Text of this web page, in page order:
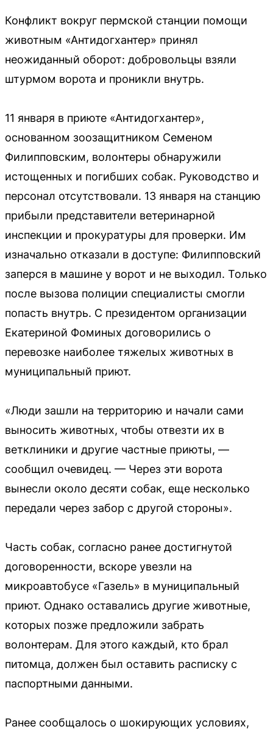
Конфликт вокруг пермской станции помощи
животным «Антидогхантер» принял
неожиданный оборот: добровольцы взяли
штурмом ворота и проникли внутрь.
11 января в приюте «Антидогхантер»,
основанном зоозащитником Семеном
Филипповским, волонтеры обнаружили
истощенных и погибших собак. Руководство и
персонал отсутствовали. 13 января на станцию
прибыли представители ветеринарной
инспекции и прокуратуры для проверки. Им
изначально отказали в доступе: Филипповский
заперся в машине у ворот и не выходил. Только
после вызова полиции специалисты смогли
попасть внутрь. С президентом организации
Екатериной Фоминых договорились о
перевозке наиболее тяжелых животных в
муниципальный приют.
«Люди зашли на территорию и начали сами
выносить животных, чтобы отвезти их в
ветклиники и другие частные приюты, —
сообщил очевидец. — Через эти ворота
вынесли около десяти собак, еще несколько
передали через забор с другой стороны».
Часть собак, согласно ранее достигнутой
договоренности, вскоре увезли на
микроавтобусе «Газель» в муниципальный
приют. Однако оставались другие животные,
которых позже предложили забрать
волонтерам. Для этого каждый, кто брал
питомца, должен был оставить расписку с
паспортными данными.
Ранее сообщалось о шокирующих условиях,